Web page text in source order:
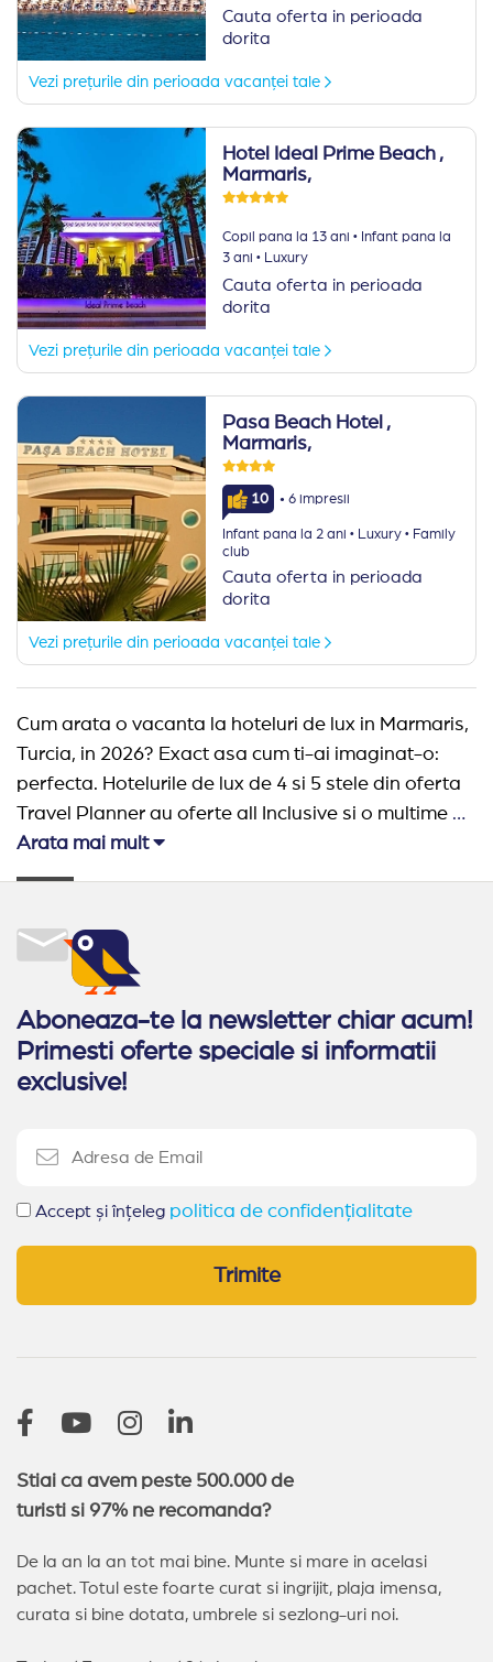
Cauta oferta in perioada
dorita
Vezi prețurile din perioada vacanței tale
Hotel Ideal Prime Beach ,
Marmaris,
Copil pana la 13 ani ·Infant pana la
3 ani ·Luxury
Cauta oferta in perioada
dorita
Vezi prețurile din perioada vacanței tale
Pasa Beach Hotel ,
Marmaris,
10 · 6 impresii
Infant pana la 2 ani ·Luxury ·Family
club
Cauta oferta in perioada
dorita
Vezi prețurile din perioada vacanței tale
Cum arata o vacanta la hoteluri de lux in Marmaris,
Turcia, in 2026? Exact asa cum ti-ai imaginat-o:
perfecta. Hotelurile de lux de 4 si 5 stele din oferta
Travel Planner au oferte all Inclusive si o multime de
facilitati, plaje private, restaurante cu specific
turcesc si european, piscine interioare si exterioare,
si sali de spectacole si teatru. Alegeti-l pe cel care
vi se pare convenabil.
Arata mai mult
Aboneaza-te la newsletter chiar acum!
Primesti oferte speciale si informatii
exclusive!
Accept și înțeleg politica de confidențialitate
Trimite
Stiai ca avem peste 500.000 de
turisti si 97% ne recomanda?
De la an la an tot mai bine. Munte si mare in acelasi
pachet. Totul este foarte curat si ingrijit, plaja imensa,
curata si bine dotata, umbrele si sezlong-uri noi.